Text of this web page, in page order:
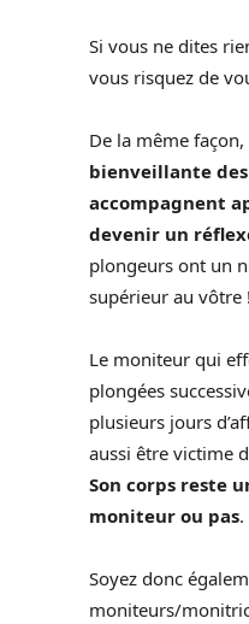
Si vous ne dites
vous risquez de
De la même façon,
bienveillante
accompagnent
devenir un
plongeurs ont un
supérieur au vôtre !
Le moniteur qui
plongées
plusieurs jours
aussi être victime
Son corps reste
moniteur ou pas.
Soyez donc
moniteurs/